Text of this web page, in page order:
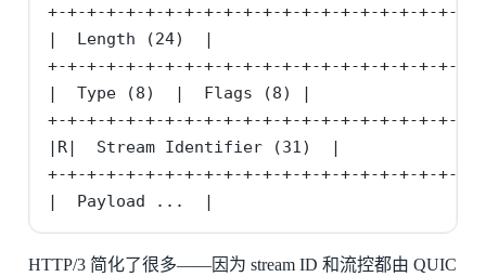
+-+-+-+-+-+-+-+-+-+-+-+-+-+-+-+-+-+-+-+-+-+-
|  Length (24)  |
+-+-+-+-+-+-+-+-+-+-+-+-+-+-+-+-+-+-+-+-+-+-
|  Type (8)  |  Flags (8) |
+-+-+-+-+-+-+-+-+-+-+-+-+-+-+-+-+-+-+-+-+-+-
|R|  Stream Identifier (31)  |
+-+-+-+-+-+-+-+-+-+-+-+-+-+-+-+-+-+-+-+-+-+-
|  Payload ...  |
HTTP/3 简化了很多——因为 stream ID 和流控都由 QUIC